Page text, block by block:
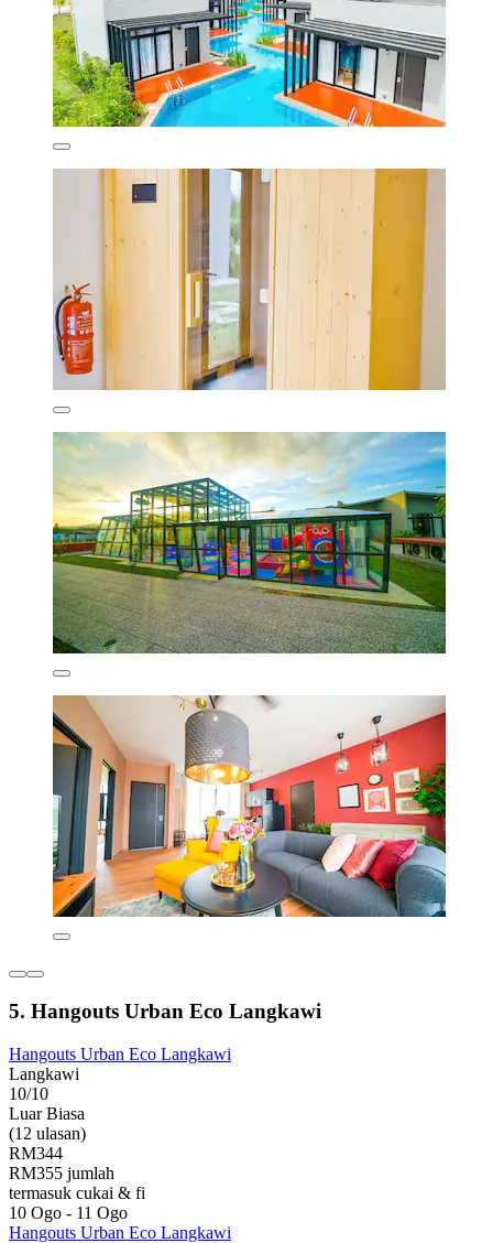
5. Hangouts Urban Eco Langkawi
Hangouts Urban Eco Langkawi
Langkawi
10/10
Luar Biasa
(12 ulasan)
RM344
RM355 jumlah
termasuk cukai & fi
10 Ogo - 11 Ogo
Hangouts Urban Eco Langkawi